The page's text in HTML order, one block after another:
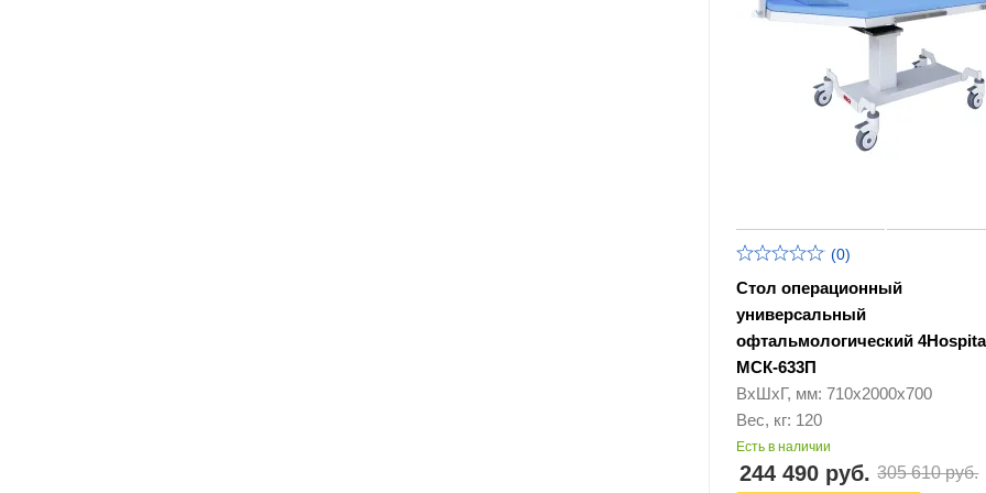
(0)
Стол операционный
универсальный
офтальмологический
МСК-633П
ВхШхГ, мм: 710х2000х700
Вес, кг: 120
Есть в наличии
244 490 руб. 305 610 руб.